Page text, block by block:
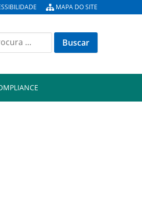
MAPA DO SITE